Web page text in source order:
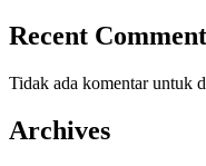
Recent
Tidak ada komentar untuk
Archives